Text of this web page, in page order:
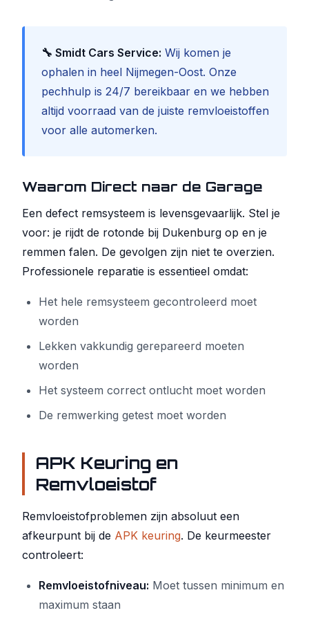
🔧 Smidt Cars Service: Wij komen je
ophalen in heel Nijmegen-Oost. Onze
pechhulp is 24/7 bereikbaar en we hebben
altijd voorraad van de juiste remvloeistoffen
voor alle automerken.
Waarom Direct naar de Garage
Een defect remsysteem is levensgevaarlijk. Stel je
voor: je rijdt de rotonde bij Dukenburg op en je
remmen falen. De gevolgen zijn niet te overzien.
Professionele reparatie is essentieel omdat:
Het hele remsysteem gecontroleerd moet
worden
Lekken vakkundig gerepareerd moeten
worden
Het systeem correct ontlucht moet worden
De remwerking getest moet worden
APK Keuring en
Remvloeistof
Remvloeistofproblemen zijn absoluut een
afkeurpunt bij de APK keuring. De keurmeester
controleert:
Remvloeistofniveau: Moet tussen minimum en
maximum staan